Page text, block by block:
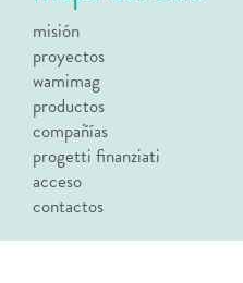
misión
proyectos
wamimag
productos
compañías
progetti finanziati
acceso
contactos